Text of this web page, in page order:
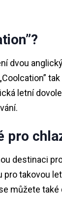
dvou
letní
pro
destinaci
takovou
můžete